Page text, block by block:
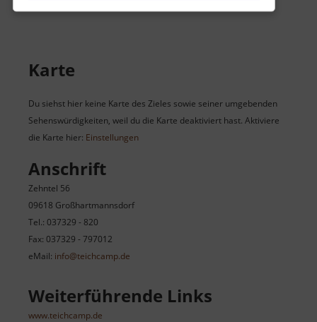
Karte
Du siehst hier keine Karte des Zieles sowie seiner umgebenden
Sehenswürdigkeiten, weil du die Karte deaktiviert hast. Aktiviere
die Karte hier: Einstellungen
Anschrift
Zehntel 56
09618 Großhartmannsdorf
Tel.: 037329 - 820
Fax: 037329 - 797012
eMail: info@teichcamp.de
Weiterführende Links
www.teichcamp.de